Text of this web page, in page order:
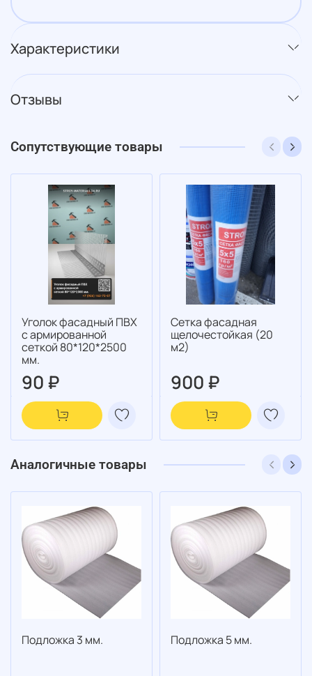
Характеристики
Отзывы
Сопутствующие товары
Уголок фасадный ПВХ
с армированной
сеткой 80*120*2500
мм.
90 ₽
Сетка фасадная
щелочестойкая (20
м2)
900 ₽
Аналогичные товары
Подложка 3 мм. Подложка 5 мм.